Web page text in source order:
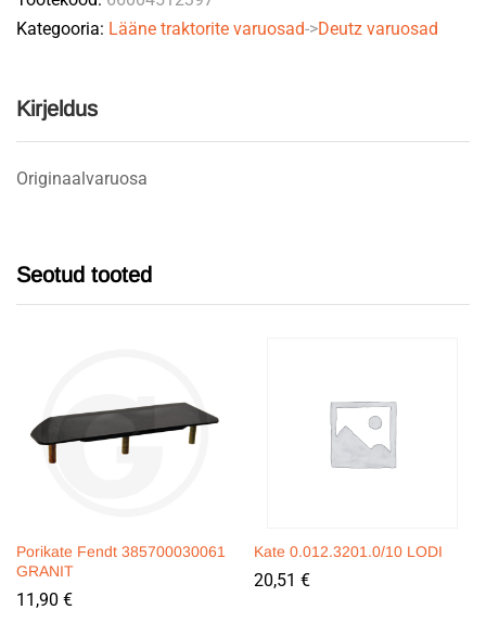
Kategooria: Lääne traktorite varuosad->Deutz varuosad
Kirjeldus
Originaalvaruosa
Seotud tooted
Porikate Fendt 385700030061
GRANIT
11,90 €
Kate 0.012.3201.0/10 LODI
20,51 €